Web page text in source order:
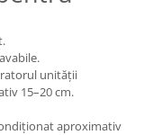
unității
15–20 cm.
aproximativ